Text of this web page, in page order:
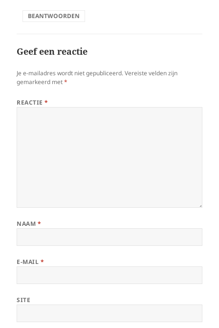
BEANTWOORDEN
Geef een reactie
Je e-mailadres wordt niet gepubliceerd. Vereiste velden zijn
gemarkeerd met*
REACTIE*
NAAM *
E-MAIL *
SITE